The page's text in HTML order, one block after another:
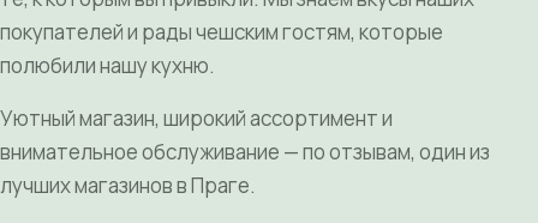
покупателей и рады чешским гостям, которые
полюбили нашу кухню.
Уютный магазин, широкий ассортимент и
внимательное обслуживание — по отзывам, один из
лучших магазинов в Праге.